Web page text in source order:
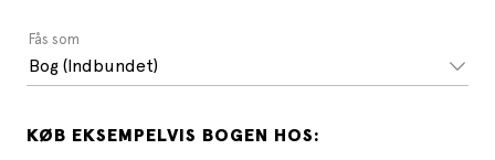
Fås som
Bog (Indbundet)
KØB EKSEMPELVIS BOGEN HOS: